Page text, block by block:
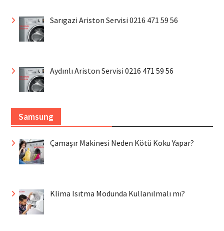
Sarıgazi Ariston Servisi 0216 471 59 56
Aydınlı Ariston Servisi 0216 471 59 56
Samsung
Çamaşır Makinesi Neden Kötü Koku Yapar?
Klima Isıtma Modunda Kullanılmalı mı?